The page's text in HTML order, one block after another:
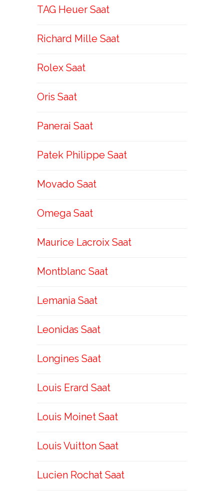
TAG Heuer Saat
Richard Mille Saat
Rolex Saat
Oris Saat
Panerai Saat
Patek Philippe Saat
Movado Saat
Omega Saat
Maurice Lacroix Saat
Montblanc Saat
Lemania Saat
Leonidas Saat
Longines Saat
Louis Erard Saat
Louis Moinet Saat
Louis Vuitton Saat
Lucien Rochat Saat